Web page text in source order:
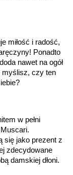
F
VS
Fasetowy okrągły
ok. 0.45 ct.
miłość i radość,
Ponadto
nawet na ogół
myślisz, czy ten
w pełni
się jako prezent z
zdecydowane
damskiej dłoni.